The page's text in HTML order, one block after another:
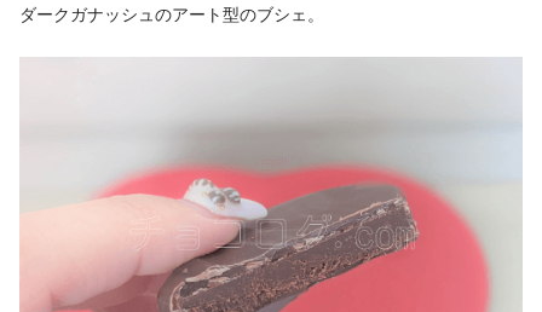
ダークガナッシュのアート型のブシェ。